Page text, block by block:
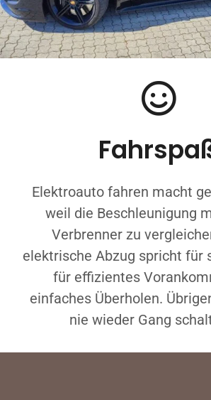
Elektroauto fahren macht
weil die Beschleunigung
Verbrenner zu
elektrische Abzug spricht für
für effizientes
einfaches Überholen.
nie wieder Gang